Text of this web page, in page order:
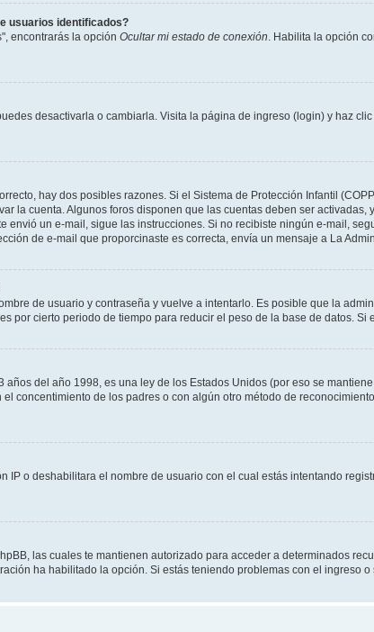
usuarios identificados?
encontrarás la opción Ocultar mi estado de conexión. Habilita la opción
desactivarla o cambiarla. Visita la página de ingreso (login) y haz clic
hay dos posibles razones. Si el Sistema de Protección Infantil
la cuenta. Algunos foros disponen que las cuentas deben ser
envió un e-mail, sigue las instrucciones. Si no recibiste ningún e-mail,
de e-mail que proporcinaste es correcta, envía un mensaje a La
de usuario y contraseña y vuelve a intentarlo. Es posible que la
por cierto periodo de tiempo para reducir el peso de la base de datos.
años del año 1998, es una ley de los Estados Unidos (por eso se
concentimiento de los padres o con algún otro método de
IP o deshabilitara el nombre de usuario con el cual estás intentando
las cuales te mantienen autorizado para acceder a determinados
ha habilitado la opción. Si estás teniendo problemas con el ingreso